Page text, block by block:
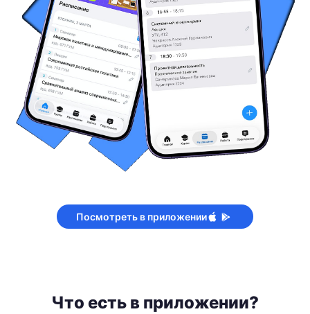
Посмотреть в приложении
Что есть в приложении?